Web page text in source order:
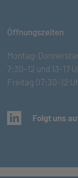
Öffnungszeiten
Montag-
7:30-12 und 13-17
Freitag 07:30-12
(öffnet in
Folgt uns